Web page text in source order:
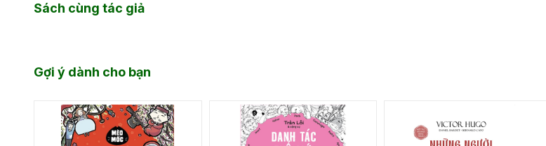
Sách cùng tác giả
Gợi ý dành cho bạn